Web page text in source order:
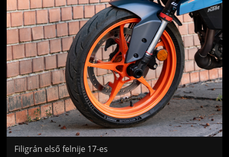
Jön még kép!
Filigrán első felnije 17-es